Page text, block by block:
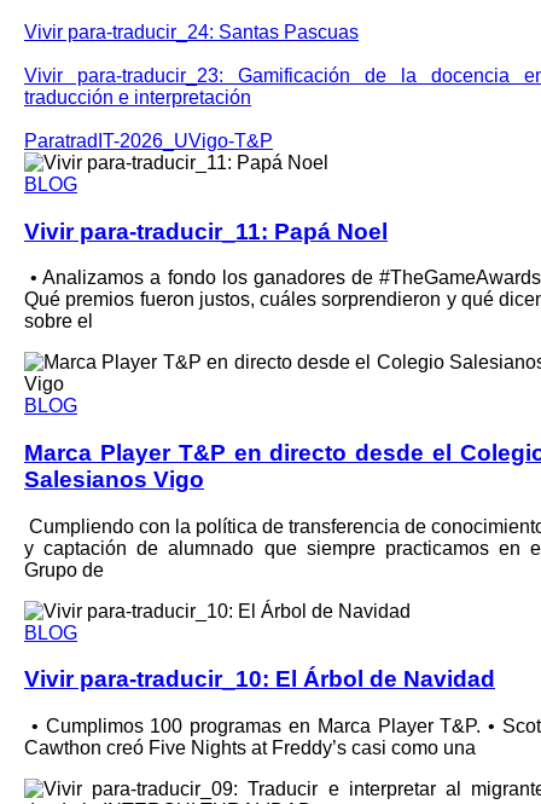
Vivir para-traducir_24: Santas Pascuas
Vivir para-traducir_23: Gamificación de la docencia
traducción e interpretación
ParatradIT-2026_UVigo-T&P
BLOG
Vivir para-traducir_11: Papá Noel
•⁠ Analizamos a fondo los ganadores de
Qué premios fueron justos, cuáles sorprendieron y qué
sobre el
BLOG
Marca Player T&P en directo desde el
Salesianos Vigo
Cumpliendo con la política de transferencia de
y captación de alumnado que siempre practicamos en
Grupo de
BLOG
Vivir para-traducir_10: El Árbol de Navidad
•⁠ Cumplimos 100 programas en Marca Player T&P. •⁠
Cawthon creó Five Nights at Freddy’s casi como una